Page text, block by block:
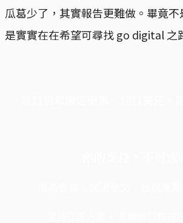
瓜葛少了，其實報告更難做。畢竟
是實實在在希望可尋找 go digital 之